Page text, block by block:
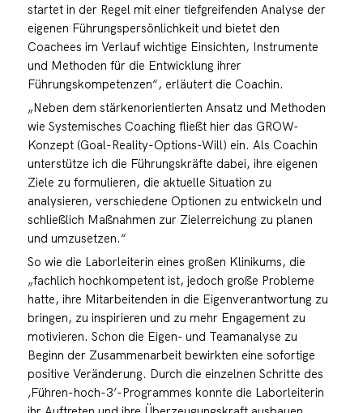
startet in der Regel mit einer tiefgreifenden Analyse der
eigenen Führungspersönlichkeit und bietet den
Coachees im Verlauf wichtige Einsichten, Instrumente
und Methoden für die Entwicklung ihrer
Führungskompetenzen“, erläutert die Coachin.
„Neben dem stärkenorientierten Ansatz und Methoden
wie Systemisches Coaching fließt hier das GROW-
Konzept (Goal-Reality-Options-Will) ein. Als Coachin
unterstütze ich die Führungskräfte dabei, ihre eigenen
Ziele zu formulieren, die aktuelle Situation zu
analysieren, verschiedene Optionen zu entwickeln und
schließlich Maßnahmen zur Zielerreichung zu planen
und umzusetzen.“
So wie die Laborleiterin eines großen Klinikums, die
„fachlich hochkompetent ist, jedoch große Probleme
hatte, ihre Mitarbeitenden in die Eigenverantwortung zu
bringen, zu inspirieren und zu mehr Engagement zu
motivieren. Schon die Eigen- und Teamanalyse zu
Beginn der Zusammenarbeit bewirkten eine sofortige
positive Veränderung. Durch die einzelnen Schritte des
‚Führen-hoch-3’-Programmes konnte die Laborleiterin